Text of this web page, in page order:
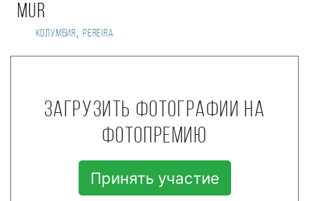
Mur
Колумбия, Pereira
Загрузить фотографии на
фотопремию
Принять участие